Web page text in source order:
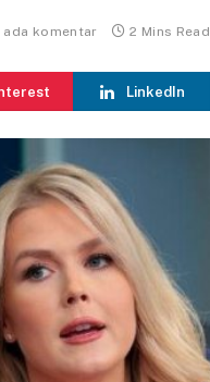
ada komentar 2 Mins Read
LinkedIn